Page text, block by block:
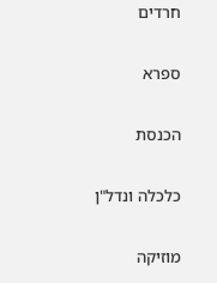
חרדים
ספרא
הכנסת
כלכלה ונדל"ן
מוזיקה